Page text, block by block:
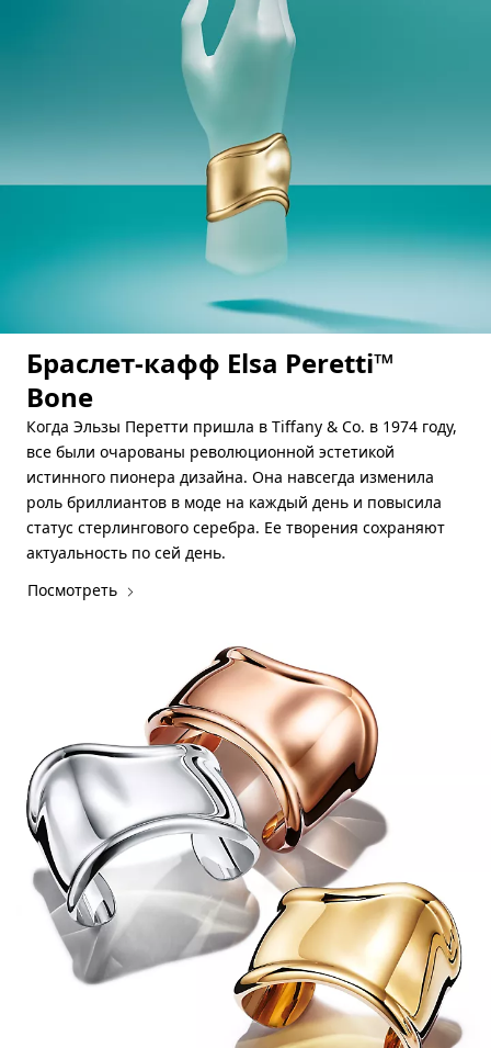
Браслет-кафф Elsa Peretti™
Bone
Когда Эльзы Перетти пришла в Tiffany & Co. в 1974 году,
все были очарованы революционной эстетикой
истинного пионера дизайна. Она навсегда изменила
роль бриллиантов в моде на каждый день и повысила
статус стерлингового серебра. Ее творения сохраняют
актуальность по сей день.
Посмотреть